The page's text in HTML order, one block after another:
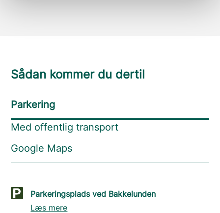
Sådan kommer du dertil
Parkering
Med offentlig transport
Google Maps
Parkeringsplads ved Bakkelunden
Læs mere